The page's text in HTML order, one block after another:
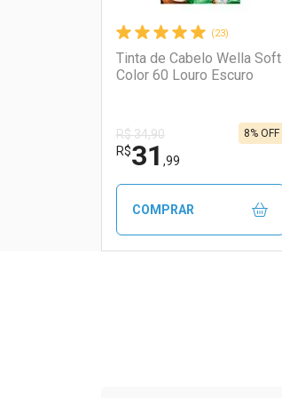
(23)
Tinta de Cabelo Wella Soft
Color 60 Louro Escuro
R$ 34,90
R$31 ,99
8% OFF
COMPRAR